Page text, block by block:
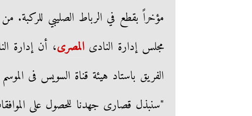
مؤخراً بقطع في الرباط الصليبي
مجلس إدارة النادىالمصرى، أن إدارة
الفريق باستاد هيئة قناة السويس فى
"سنبذل قصارى جهدنا للحصول على